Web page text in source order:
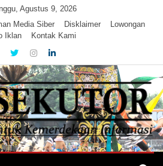
Agustus 9, 2026
Media Siber Disklaimer
Lowongan
Iklan
Kontak Kami
Untuk Kemerdekaan dan Keadilan